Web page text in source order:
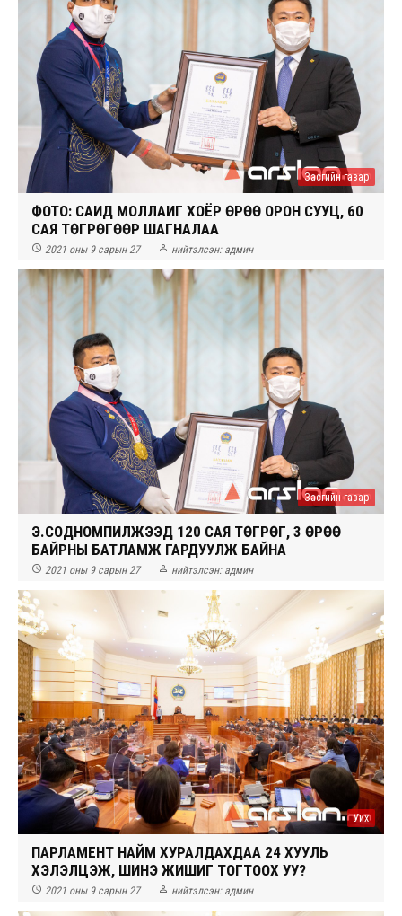
Засгийн газар
ФОТО: САИД МОЛЛАИГ ХОЁР ӨРӨӨ ОРОН СУУЦ, 60
САЯ ТӨГРӨГӨӨР ШАГНАЛАА
 2021 оны 9 сарын 27  нийтэлсэн: админ
Засгийн газар
Э.СОДНОМПИЛЖЭЭД 120 САЯ ТӨГРӨГ, 3 ӨРӨӨ
БАЙРНЫ БАТЛАМЖ ГАРДУУЛЖ БАЙНА
 2021 оны 9 сарын 27  нийтэлсэн: админ
Уих
ПАРЛАМЕНТ НАЙМ ХУРАЛДАХДАА 24 ХУУЛЬ
ХЭЛЭЛЦЭЖ, ШИНЭ ЖИШИГ ТОГТООХ УУ?
 2021 оны 9 сарын 27  нийтэлсэн: админ